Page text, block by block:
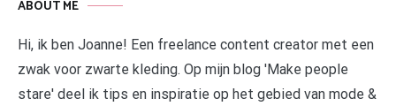
ABOUT ME
Hi, ik ben Joanne! Een freelance content creator met een
zwak voor zwarte kleding. Op mijn blog 'Make people
stare' deel ik tips en inspiratie op het gebied van mode &